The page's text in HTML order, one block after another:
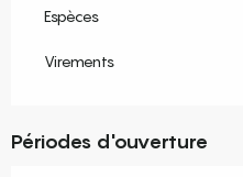
Espèces
Virements
Périodes d'ouverture